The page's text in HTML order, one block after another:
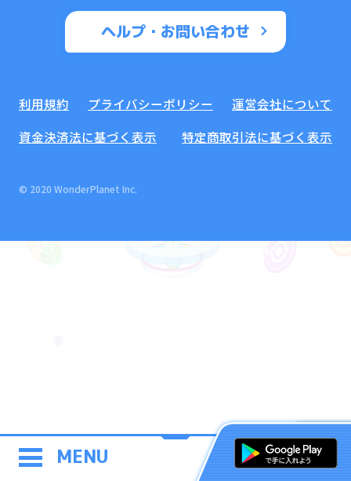
MENU
ヘルプ・お問い合わせ
利用規約 プライバシーポリシー
運営会社について
資金決済法に基づく表示
特定商取引法に基づく表示
© 2020 WonderPlanet Inc.